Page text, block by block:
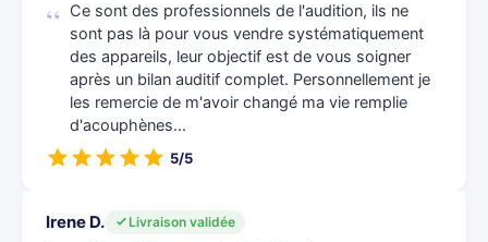
Ce sont des professionnels de l'audition​, ils ne
sont pas là pour vous vendre systématiquement
des appareils​, leur objectif est de vous soigner
après un bilan auditif complet. Personnellement ​je
les remercie de m'avoir changé ma vie remplie
d'acouphènes​...
5/5
Irene D.
Livraison validée